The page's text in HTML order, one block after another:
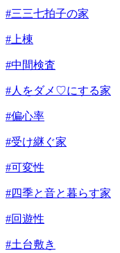
#三三七拍子の家
#上棟
#中間検査
#人をダメ♡にする家
#偏心率
#受け継ぐ家
#可変性
#四季と音と暮らす家
#回遊性
#土台敷き